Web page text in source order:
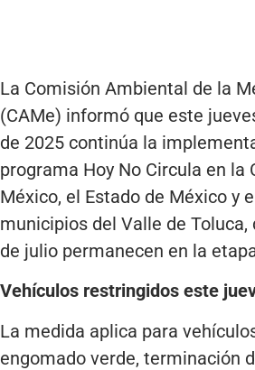
La Comisión Ambiental de la
(CAMe) informó que este
de 2025 continúa la
programa Hoy No Circula en la
México, el Estado de México y
municipios del Valle de Toluca,
de julio permanecen en la
Vehículos restringidos este
La medida aplica para
engomado verde, terminación